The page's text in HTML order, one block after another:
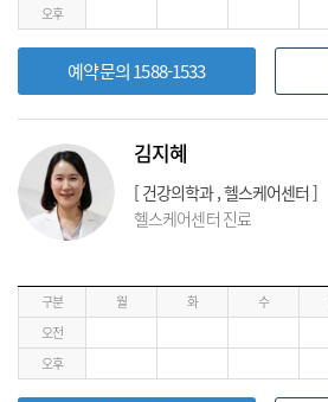
오후
예약문의 1588-1533
김지혜
[ 건강의학과 , 헬스케어센터 ]
헬스케어센터 진료
구분 월 화 수
오전
오후